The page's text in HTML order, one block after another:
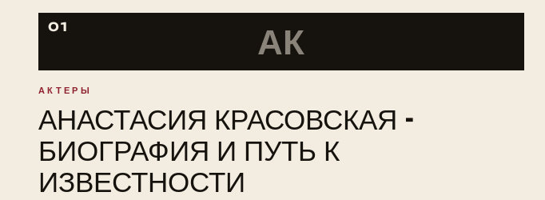
01 АК
АКТЕРЫ
АНАСТАСИЯ КРАСОВСКАЯ -
БИОГРАФИЯ И ПУТЬ К
ИЗВЕСТНОСТИ